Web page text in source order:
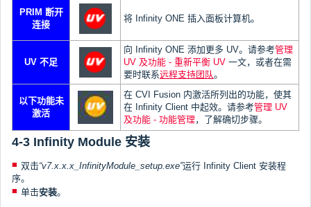
PRIM 断开
连接
将 Infinity ONE 插入面板计算机。
UV 不足
向 Infinity ONE 添加更多 UV。请参考管理
UV 及功能 - 重新平衡 UV 一文，或者在需
要时联系远程支持团队。
以下功能未
激活
在 CVI Fusion 内激活所列出的功能，使其
在 Infinity Client 中起效。请参考管理 UV
及功能 - 功能管理，了解确切步骤。
4-3 Infinity Module 安装
双击“v7.x.x.x_InfinityModule_setup.exe”运行 Infinity Client 安装程
序。
单击安装。